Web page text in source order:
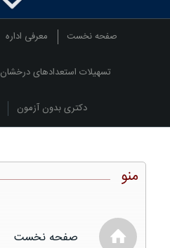
صفحه نخست معرفی اداره
تسهیلات استعدادهای درخشان
دکتری بدون آزمون
منو
صفحه نخست